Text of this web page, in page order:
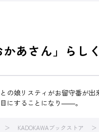
かあさん」らし
の娘リスティがお留守番が
にすることになり――。
KADOKAWAブックストア